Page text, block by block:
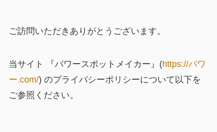
ご訪問いただきありがとうございます。
当サイト 『パワースポットメイカー』(https://パワ
ー.com/) のプライバシーポリシーについて以下を
ご参照ください。